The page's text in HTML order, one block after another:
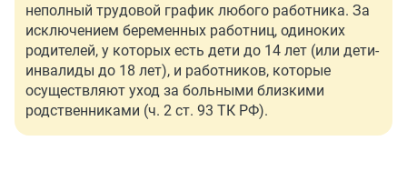
неполный трудовой график любого работника. За
исключением беременных работниц, одиноких
родителей, у которых есть дети до 14 лет (или дети-
инвалиды до 18 лет), и работников, которые
осуществляют уход за больными близкими
родственниками (ч. 2 ст. 93 ТК РФ).